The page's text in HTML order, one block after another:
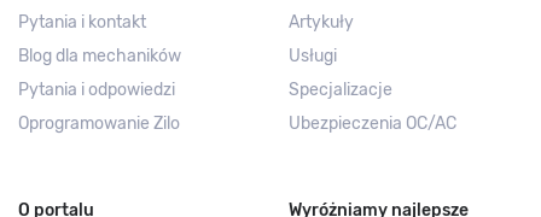
Pytania i kontakt
Blog dla mechaników
Pytania i odpowiedzi
Oprogramowanie Zilo
Artykuły
Usługi
Specjalizacje
Ubezpieczenia OC/AC
O portalu Wyróżniamy najlepsze